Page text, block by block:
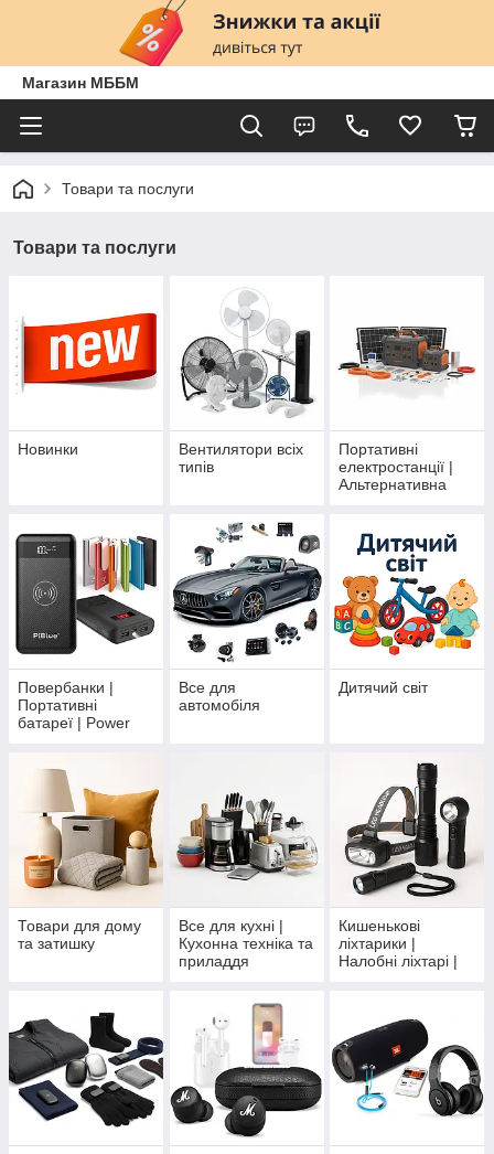
Магазин МББМ
Товари та послуги
Товари та послуги
Новинки
Вентилятори всіх
типів
Портативні
електростанції |
Альтернативна
джерела енергії
Повербанки |
Портативні
батареї | Power
Все для
автомобіля
Дитячий світ
Товари для дому
та затишку
Все для кухні |
Кухонна техніка та
приладдя
Кишенькові
ліхтарики |
Налобні ліхтарі |